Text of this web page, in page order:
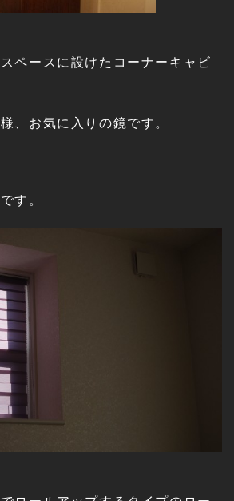
ペースに設けたコーナーキャビ
、お気に入りの鏡です。
す。